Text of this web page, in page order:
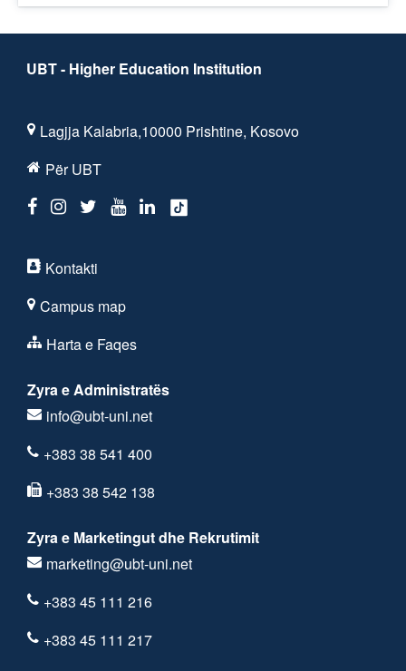
UBT - Higher Education Institution
Lagjja Kalabria,10000 Prishtine, Kosovo
Për UBT
Kontakti
Campus map
Harta e Faqes
Zyra e Administratës
info@ubt-uni.net
+383 38 541 400
+383 38 542 138
Zyra e Marketingut dhe Rekrutimit
marketing@ubt-uni.net
+383 45 111 216
+383 45 111 217